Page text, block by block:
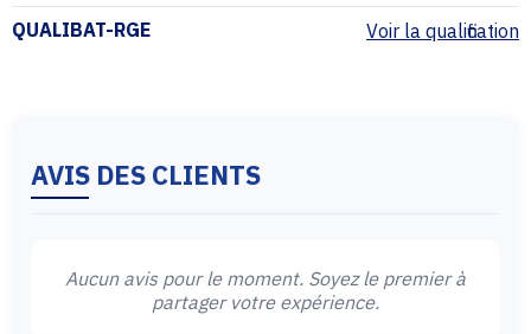
QUALIBAT-RGE Voir la qualification
AVIS DES CLIENTS
Aucun avis pour le moment. Soyez le premier à
partager votre expérience.